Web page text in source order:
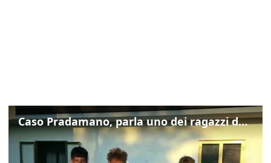
Caso Pradamano, parla uno dei ragazzi denunciati per la limonata: "Volevo anche aiutare i miei"